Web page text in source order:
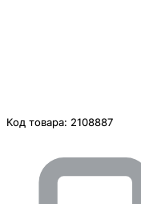
Код товара: 2108887